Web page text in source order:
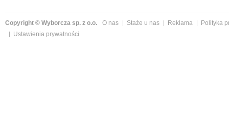
Copyright © Wyborcza sp. z o.o. O nas Staże u nas Reklama
Polityka
Ustawienia prywatności